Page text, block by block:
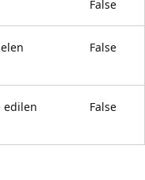
False
False
edilen
False